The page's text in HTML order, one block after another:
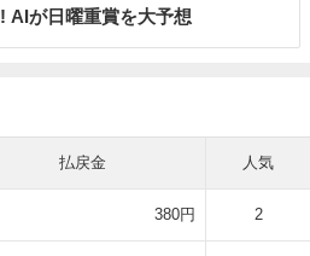
AIが日曜重賞を大予想
払戻金 人気
380円 2